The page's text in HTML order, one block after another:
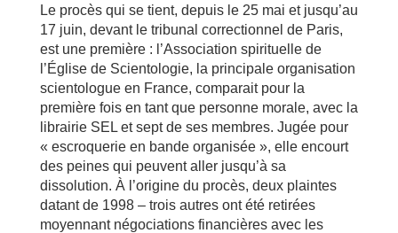
Le procès qui se tient, depuis le 25 mai et jusqu’au
17 juin, devant le tribunal correctionnel de Paris,
est une première : l’Association spirituelle de
l’Église de Scientologie, la principale organisation
scientologue en France, comparait pour la
première fois en tant que personne morale, avec la
librairie SEL et sept de ses membres. Jugée pour
« escroquerie en bande organisée », elle encourt
des peines qui peuvent aller jusqu’à sa
dissolution. À l’origine du procès, deux plaintes
datant de 1998 – trois autres ont été retirées
moyennant négociations financières avec les